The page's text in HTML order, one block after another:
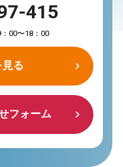
415
00〜18：00
る
る
フォーム
フォーム